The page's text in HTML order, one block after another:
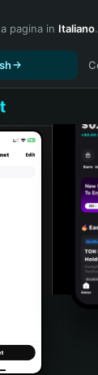
pagina in Italiano